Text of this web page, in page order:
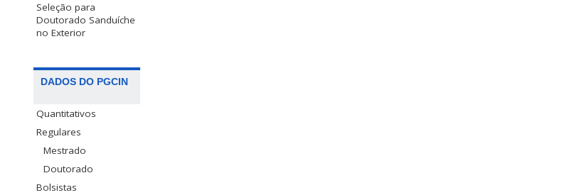
Seleção para
Doutorado Sanduíche
no Exterior
DADOS DO PGCIN
Quantitativos
Regulares
Mestrado
Doutorado
Bolsistas